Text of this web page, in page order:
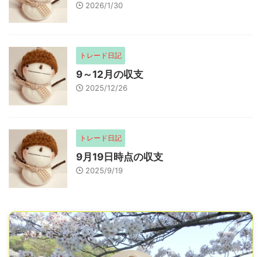
2026/1/30
トレード日記
9～12月の収支
2025/12/26
トレード日記
9月19日時点の収支
2025/9/19